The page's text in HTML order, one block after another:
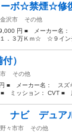
ーボ☆禁煙☆修
金沢市
その他
円 ■ メーカー名
．３万Ｋｍ☆ ☆９イン
）
その他
■ メーカー名： ス
ッション： CVT ■
ナビ デュア
野々市市
その他